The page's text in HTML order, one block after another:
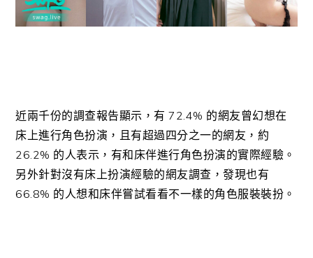
近兩千份的調查報告顯示，有 72.4% 的網友曾幻想在
床上進行角色扮演，且有超過四分之一的網友，約
26.2% 的人表示，有和床伴進行角色扮演的實際經驗。
另外針對沒有床上扮演經驗的網友調查，發現也有
66.8% 的人想和床伴嘗試看看不一樣的角色服裝裝扮。